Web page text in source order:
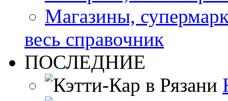
Магазины,
весь справочник
ПОСЛЕДНИЕ